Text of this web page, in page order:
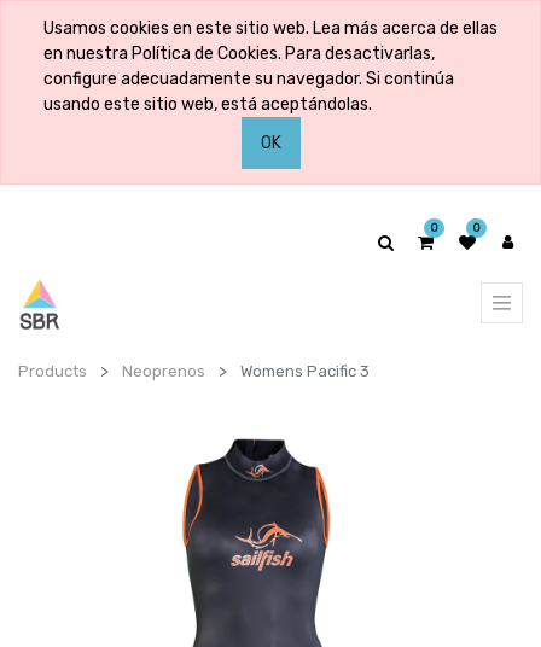
Usamos cookies en este sitio web. Lea más acerca de ellas
en nuestra Política de Cookies. Para desactivarlas,
configure adecuadamente su navegador. Si continúa
usando este sitio web, está aceptándolas.
OK
0 0
Products Neoprenos Womens Pacific 3